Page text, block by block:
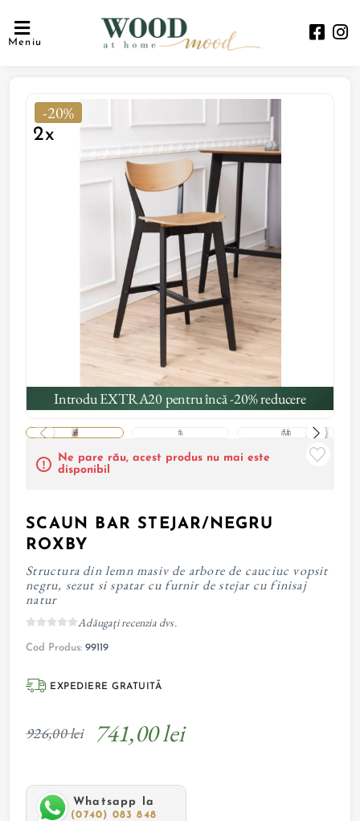
Meniu
-20%
2x
Introdu EXTRA20 pentru încă -20% reducere
Ne pare rău, acest produs nu mai este
disponibil
SCAUN BAR STEJAR/NEGRU
ROXBY
Structura din lemn masiv de arbore de cauciuc vopsit
negru, sezut si spatar cu furnir de stejar cu finisaj
natur
Adăugați recenzia dvs.
Cod Produs: 99119
EXPEDIERE GRATUITĂ
926,00 lei 741,00 lei
Whatsapp la
(0740) 083 848